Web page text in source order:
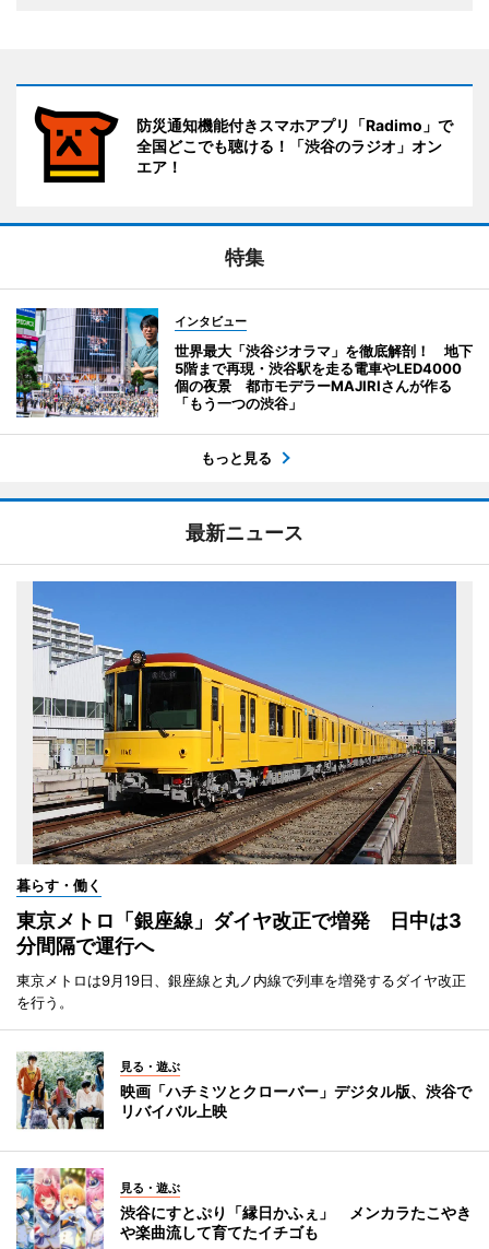
防災通知機能付きスマホアプリ「Radimo」で
全国どこでも聴ける！「渋谷のラジオ」オン
エア！
特集
インタビュー
世界最大「渋谷ジオラマ」を徹底解剖！ 地下
5階まで再現・渋谷駅を走る電車やLED4000
個の夜景 都市モデラーMAJIRIさんが作る
「もう一つの渋谷」
もっと見る
最新ニュース
暮らす・働く
東京メトロ「銀座線」ダイヤ改正で増発 日中は3
分間隔で運行へ
東京メトロは9月19日、銀座線と丸ノ内線で列車を増発するダイヤ改正
を行う。
見る・遊ぶ
映画「ハチミツとクローバー」デジタル版、渋谷で
リバイバル上映
見る・遊ぶ
渋谷にすとぷり「縁日かふぇ」 メンカラたこやき
や楽曲流して育てたイチゴも